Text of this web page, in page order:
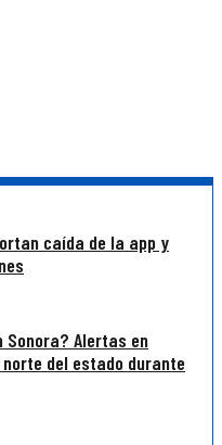
caída de la app y
Alertas en
del estado durante